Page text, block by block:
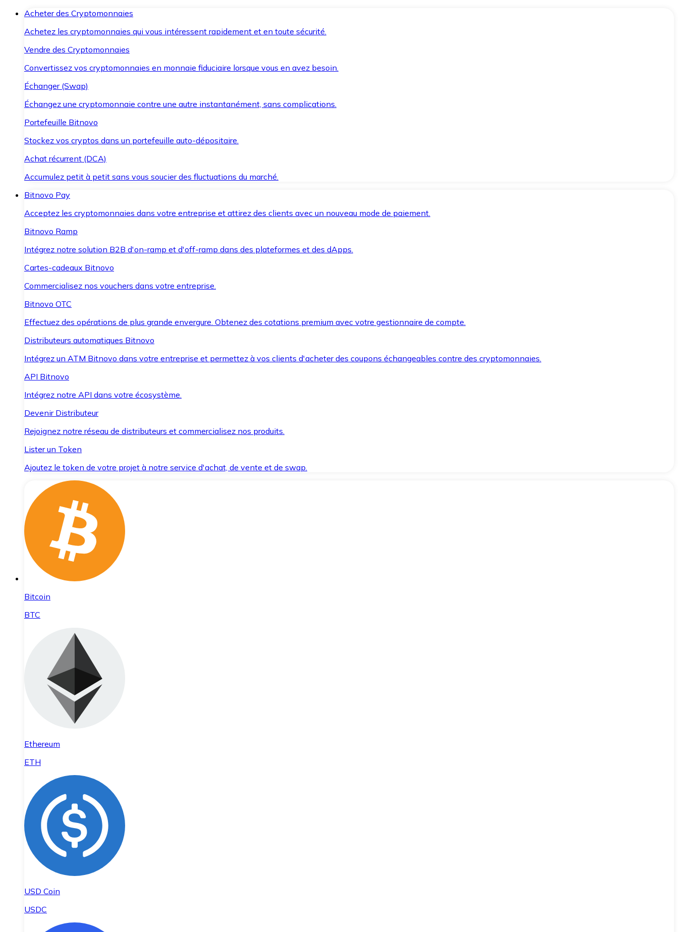
Acheter des Cryptomonnaies
Achetez les cryptomonnaies qui vous intéressent rapidement et en toute sécurité.
Vendre des Cryptomonnaies
Convertissez vos cryptomonnaies en monnaie fiduciaire lorsque vous en avez besoin.
Échanger (Swap)
Échangez une cryptomonnaie contre une autre instantanément, sans complications.
Portefeuille Bitnovo
Stockez vos cryptos dans un portefeuille auto-dépositaire.
Achat récurrent (DCA)
Accumulez petit à petit sans vous soucier des fluctuations du marché.
Bitnovo Pay
Acceptez les cryptomonnaies dans votre entreprise et attirez des clients avec un nouveau mode de paiement.
Bitnovo Ramp
Intégrez notre solution B2B d'on-ramp et d'off-ramp dans des plateformes et des dApps.
Cartes-cadeaux Bitnovo
Commercialisez nos vouchers dans votre entreprise.
Bitnovo OTC
Effectuez des opérations de plus grande envergure. Obtenez des cotations premium avec votre gestionnaire de compte.
Distributeurs automatiques Bitnovo
Intégrez un ATM Bitnovo dans votre entreprise et permettez à vos clients d'acheter des coupons échangeables contre des cryptomonnaies.
API Bitnovo
Intégrez notre API dans votre écosystème.
Devenir Distributeur
Rejoignez notre réseau de distributeurs et commercialisez nos produits.
Lister un Token
Ajoutez le token de votre projet à notre service d'achat, de vente et de swap.
Bitcoin
BTC
Ethereum
ETH
USD Coin
USDC